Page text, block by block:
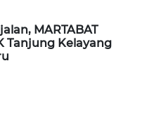
MARTABAT
Tanjung Kelayang